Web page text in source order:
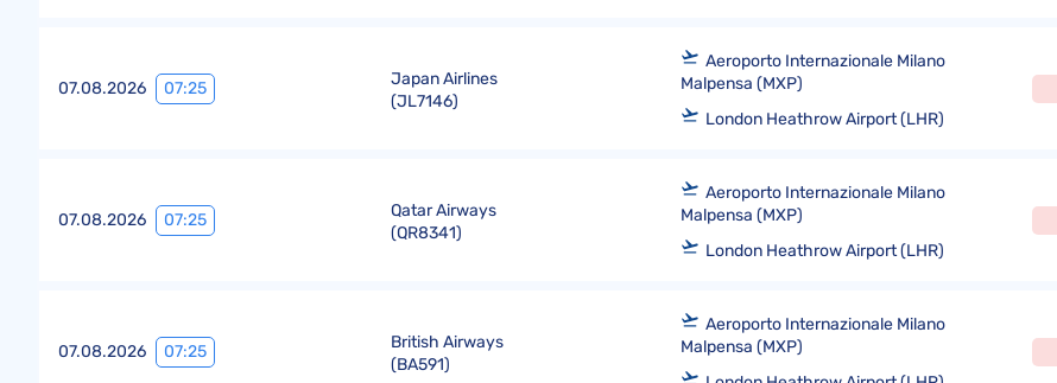
07.08.2026 07:25
Japan Airlines
(JL7146)
Aeroporto Internazionale Milano
Malpensa (MXP)
London Heathrow Airport (LHR)
07.08.2026 07:25
Qatar Airways
(QR8341)
Aeroporto Internazionale Milano
Malpensa (MXP)
London Heathrow Airport (LHR)
07.08.2026 07:25
British Airways
(BA591)
Aeroporto Internazionale Milano
Malpensa (MXP)